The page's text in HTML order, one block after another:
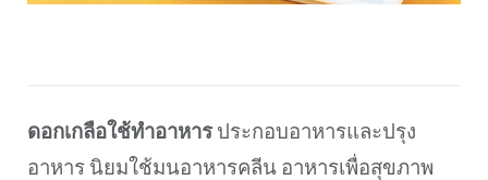
ดอกเกลือใช้ทำอาหารประกอบอาหารและปรุง
อาหาร นิยมใช้มนอาหารคลีน อาหารเพื่อสุขภาพ